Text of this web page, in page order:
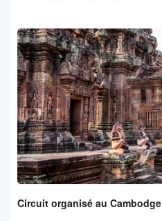
Circuit organisé au Cambodge